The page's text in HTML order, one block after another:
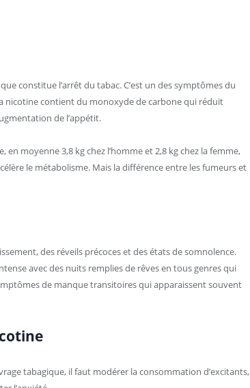
constitue l’arrêt du tabac. C’est un des symptômes du
nicotine contient du monoxyde de carbone qui réduit
de l’appétit.
moyenne 3,8 kg chez l’homme et 2,8 kg chez la femme,
le métabolisme. Mais la différence entre les fumeurs et
des réveils précoces et des états de somnolence.
avec des nuits remplies de rêves en tous genres qui
de manque transitoires qui apparaissent souvent
tabagique, il faut modérer la consommation d’excitants,